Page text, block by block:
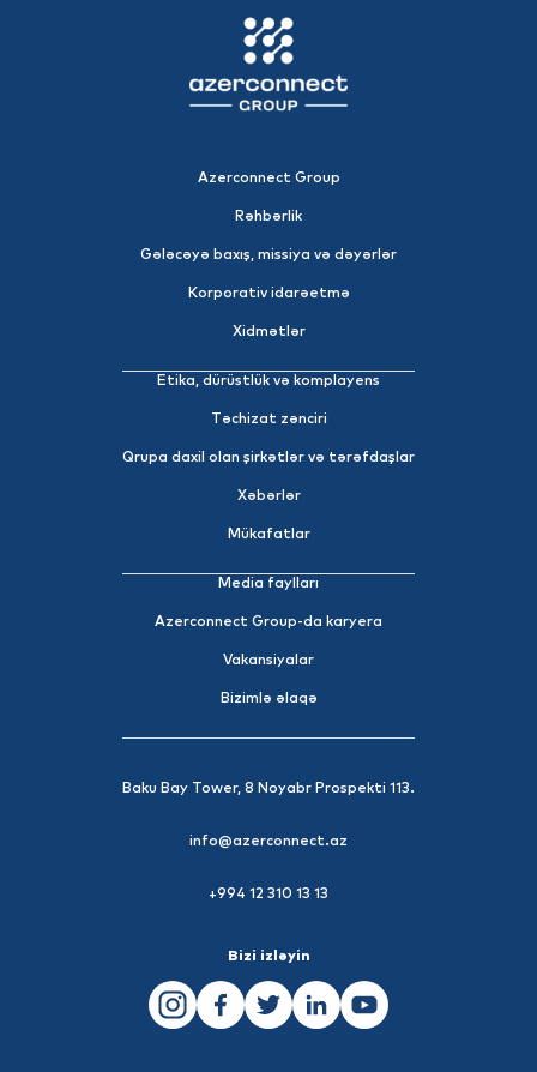
Azerconnect Group
Rəhbərlik
Gələcəyə baxış, missiya və dəyərlər
Korporativ idarəetmə
Xidmətlər
Etika, dürüstlük və komplayens
Təchizat zənciri
Qrupa daxil olan şirkətlər və tərəfdaşlar
Xəbərlər
Mükafatlar
Media faylları
Azerconnect Group-da karyera
Vakansiyalar
Bizimlə əlaqə
Baku Bay Tower, 8 Noyabr Prospekti 113.
info@azerconnect.az
+994 12 310 13 13
Bizi izləyin